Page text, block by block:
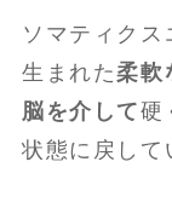
ソマティクス
生まれた柔軟
脳を介して硬
状態に戻して